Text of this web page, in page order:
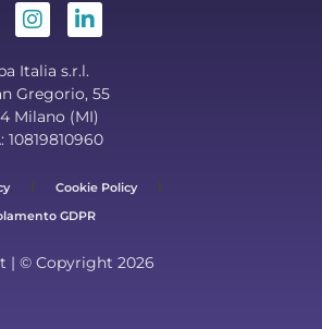
Italia s.r.l.
Gregorio, 55
Milano (MI)
10819810960
Cookie Policy
GDPR
| © Copyright 2026